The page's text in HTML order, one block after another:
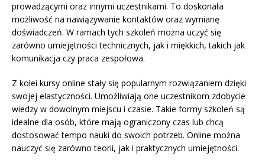
prowadzącymi oraz innymi uczestnikami. To doskonała
możliwość na nawiązywanie kontaktów oraz wymianę
doświadczeń. W ramach tych szkoleń można uczyć się
zarówno umiejętności technicznych, jak i miękkich, takich jak
komunikacja czy praca zespołowa.
Z kolei kursy online stały się popularnym rozwiązaniem dzięki
swojej elastyczności. Umożliwiają one uczestnikom zdobycie
wiedzy w dowolnym miejscu i czasie. Takie formy szkoleń są
idealne dla osób, które mają ograniczony czas lub chcą
dostosować tempo nauki do swoich potrzeb. Online można
nauczyć się zarówno teorii, jak i praktycznych umiejętności.